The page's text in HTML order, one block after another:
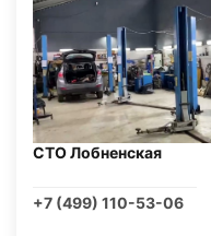
СТО Лобненская
+7 (499) 110-53-06